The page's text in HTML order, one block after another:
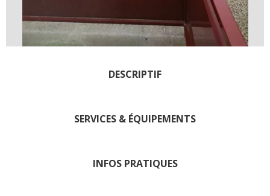
L'espace Georges Rouquier
à Goutrens
Artistes et artisans d'art
DESCRIPTIF
SERVICES & ÉQUIPEMENTS
INFOS PRATIQUES